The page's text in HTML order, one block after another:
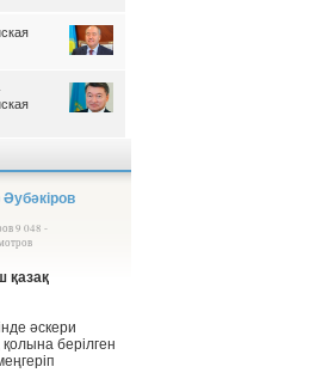
Әубәкіров
9 048 -
қазақ
әскери
берілген